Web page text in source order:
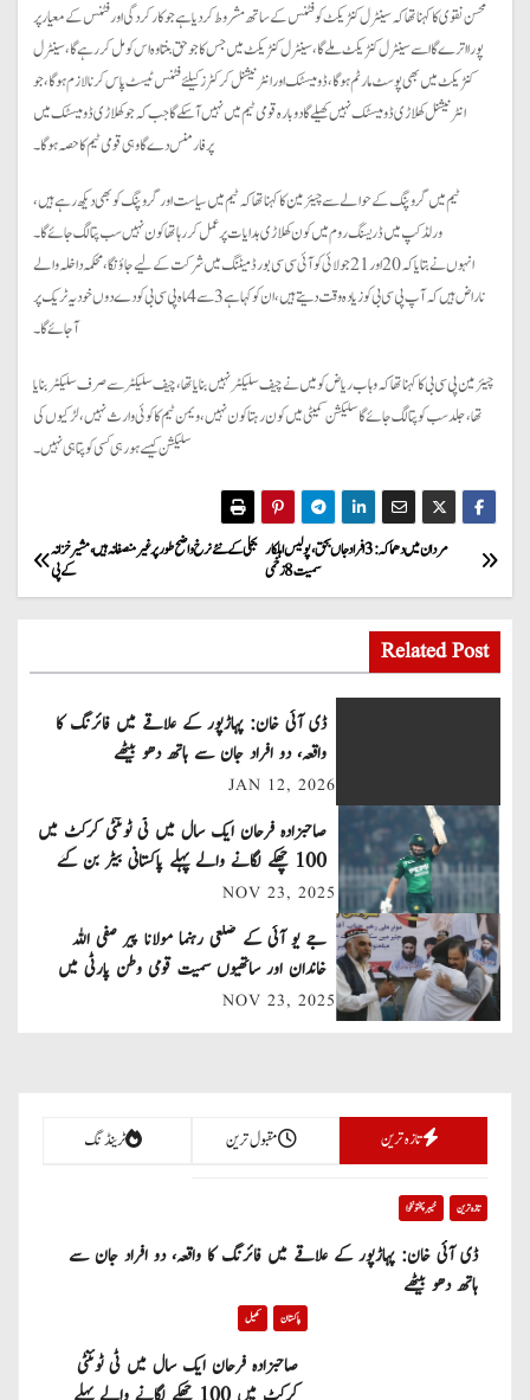
محسن نقوی کا کہنا تھا کہ سینٹرل کنٹریکٹ کو فٹنس کے ساتھ مشروط کردیا ہےجو کارکردگی اورفٹنس کے معیار پر
پورا اترے گا اسے سینٹرل کنٹریکٹ ملے گا، سینٹرل کنٹریکٹ میں جس کا جو حق بنتا وہ اس کو مل کررہے گا، سینٹرل
کنٹریکٹ میں بھی پوسٹ مارٹم ہوگا، ڈومیسٹک اور انٹرنیشنل کرکٹرز کیلئے فٹنس ٹیسٹ پاس کرنا لازم ہوگا، جو
انٹرنیشنل کھلاڑی ڈومیسٹک نہیں کھیلے گا دوبارہ قومی ٹیم میں نہیں آسکے گا جب کہ جو کھلاڑی ڈومیسٹک میں
پرفارمنس دے گا وہی قومی ٹیم کا حصہ ہوگا۔
ٹیم میں گروپنگ کے حوالے سے چیئرمین کا کہنا تھا کہ ٹیم میں سیاست اور گروپنگ کو بھی دیکھ رہے ہیں،
ورلڈکپ میں ڈریسنگ روم میں کون کھلاڑی ہدایات پر عمل کررہا تھا کون نہیں سب پتا لگ جائے گا۔
انہوں نے بتایا کہ 20 اور 21 جولائی کو آئی سی سی بورڈ میٹنگ میں شرکت کے لیے جاؤنگا، محکمہ داخلہ والے
ناراض ہیں کہ آپ پی سی بی کو زیادہ وقت دیتے ہیں، ان کو کہا ہے 3 سے 4 ماہ پی سی بی کو دے دوں خود یہ ٹریک پر
آجائے گا۔
چیئرمین پی سی بی کا کہنا تھا کہ وہاب ریاض کو میں نے چیف سلیکٹر نہیں بنایا تھا، چیف سلیکٹر سے صرف سلیکٹر بنایا
تھا، جلد سب کو پتا لگ جائے گا سلیکشن کمیٹی میں کون رہتا کون نہیں، ویمن ٹیم کا کوئی وارث نہیں،لڑکیوں کی
سلیکشن کیسے ہورہی کسی کو پتا ہی نہیں۔
P
o
s
t
a
v
i
g
a
o
n
بجلی کے نئے نرخ واضح طور پر غیر منصفانہ ہیں، مشیر خزانہ
کے پی
مردان میں دھماکہ:3افراد جاں بحق،پولیس اہلکار
سمیت8زخمی
Related Post
ڈی آئی خان: پہاڑپور کے علاقے میں فائرنگ کا
واقعہ، دو افراد جان سے ہاتھ دھو بیٹھے
JAN 12, 2026
صاحبزادہ فرحان ایک سال میں ٹی ٹوئنٹی کرکٹ میں
100 چھکے لگانے والے پہلے پاکستانی بیٹر بن گئے
NOV 23, 2025
جے یو آئی کے ضلعی رہنما مولانا پیر صفی اللہ
خاندان اور ساتھیوں سمیت قومی وطن پارٹی میں
شامل
NOV 23, 2025
تازہ ترین مقبول ترین ٹرینڈنگ
تازہ ترین خیبر پختونخوا
ڈی آئی خان: پہاڑپور کے علاقے میں فائرنگ کا واقعہ، دو افراد جان سے
ہاتھ دھو بیٹھے
پاکستان کھیل
صاحبزادہ فرحان ایک سال میں ٹی ٹوئنٹی